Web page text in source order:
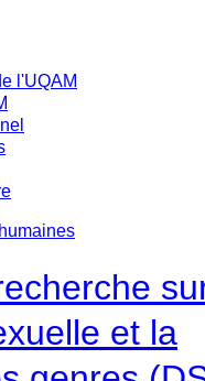
l'UQAM
et la